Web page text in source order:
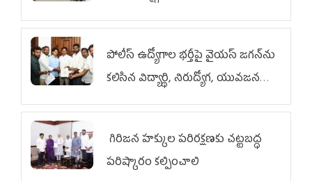
పోలీస్ ఉద్యోగాల భర్తీపై వైయస్ జగన్‌ను
కలిసిన విద్యార్థి, నిరుద్యోగ, యువజన
జేఏసీ
గిరిజన హక్కుల పరిరక్షణకు చట్టబద్ధ
పరిష్కారం కల్పించాలి